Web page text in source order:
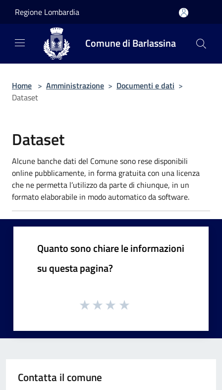
Regione Lombardia
Comune di Barlassina
Home > Amministrazione > Documenti e dati >
Dataset
Dataset
Alcune banche dati del Comune sono rese disponibili
online pubblicamente, in forma gratuita con una licenza
che ne permetta l’utilizzo da parte di chiunque, in un
formato elaborabile in modo automatico da software.
Quanto sono chiare le informazioni
su questa pagina?
Contatta il comune